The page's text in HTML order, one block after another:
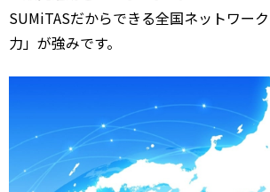
SUMiTASだからできる全国ネットワー
力」が強みです。